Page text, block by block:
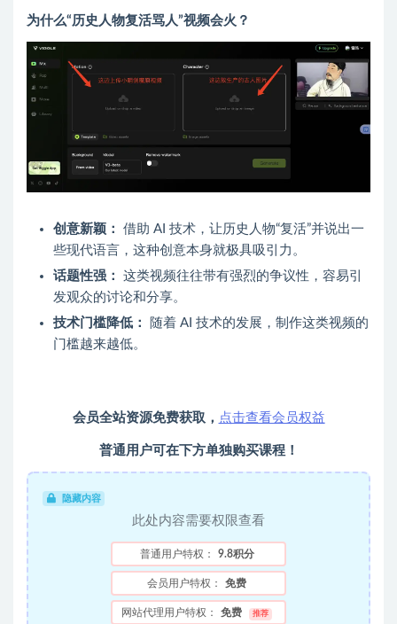
为什么“历史人物复活骂人”视频会火？
创意新颖：
借助 AI 技术，让历史人物“复活”并说出一
些现代语言，这种创意本身就极具吸引力。
话题性强：
这类视频往往带有强烈的争议性，容易引
发观众的讨论和分享。
技术门槛降低：
随着 AI 技术的发展，制作这类视频的
门槛越来越低。
会员全站资源免费获取， 点击查看会员权益
普通用户可在下方单独购买课程！
隐藏内容
此处内容需要权限查看
普通用户特权： 9.8积分
会员用户特权： 免费
网站代理用户特权： 免费 推荐